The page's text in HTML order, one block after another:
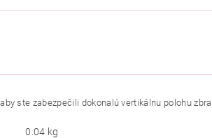
ste zabezpečili dokonalú vertikálnu polohu
0.04 kg